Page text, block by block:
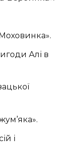
Алі в
і